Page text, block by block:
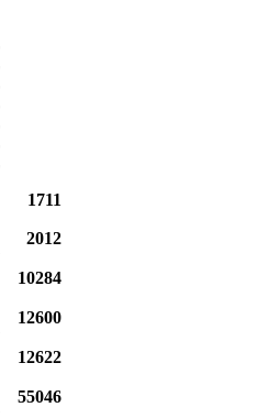
1711
2012
10284
12600
12622
55046